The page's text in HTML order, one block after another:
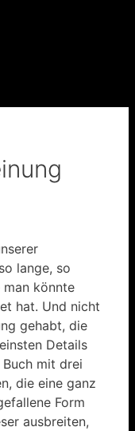
lange, so
könnte
hat. Und nicht
gehabt, die
Details
mit drei
die eine ganz
Form
ausbreiten,